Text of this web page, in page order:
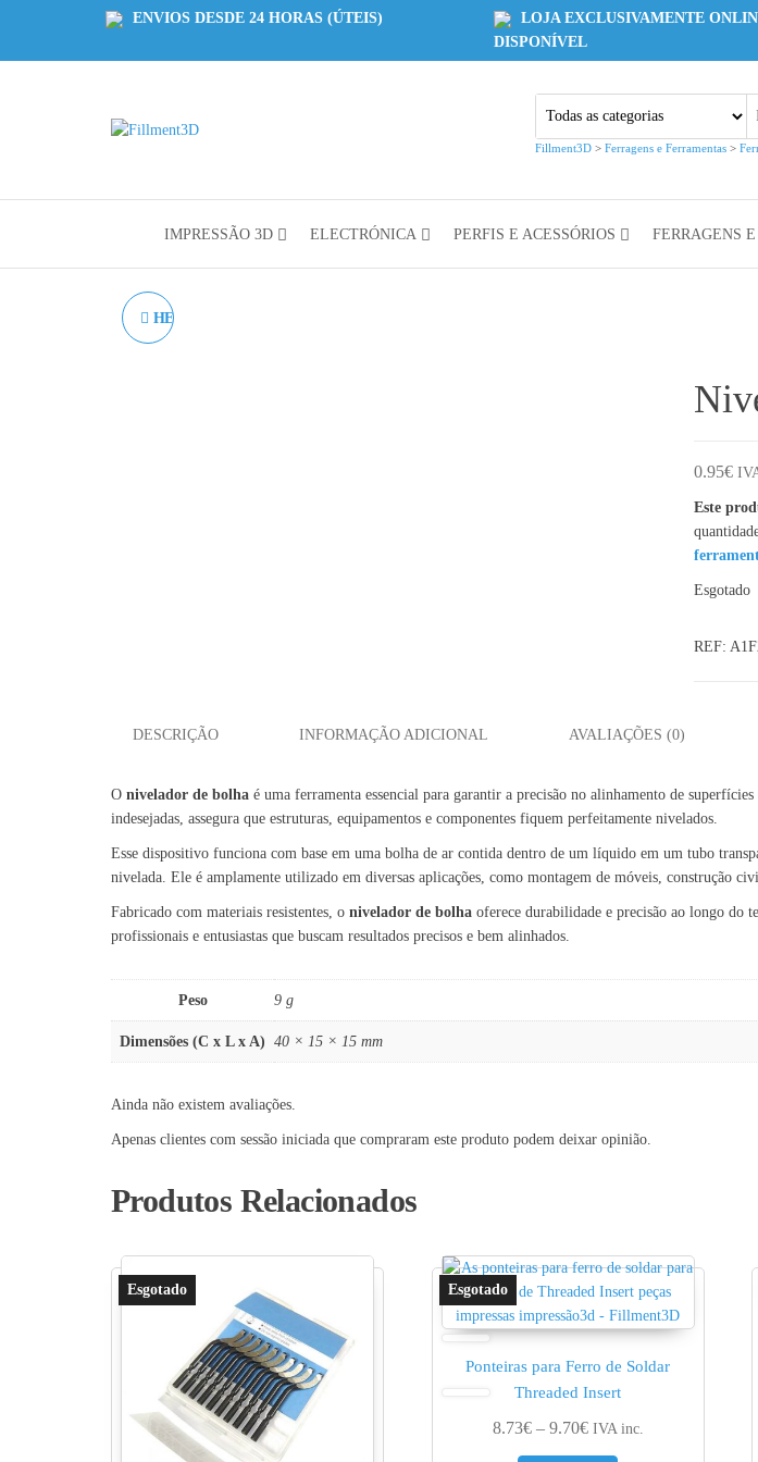
ENVIOS DESDE 24 HORAS (ÚTEIS)
LOJA EXCLUSIVAMENTE
DISPONÍVEL
3D
Fillment3D > Ferragens e Ferramentas >
IMPRESSÃO 3D ELECTRÓNICA PERFIS E ACESSÓRIOS FERRAGENS
HEATBREAK TWOTREE
0.95€
Este
Esgotado
REF:
DESCRIÇÃO INFORMAÇÃO ADICIONAL AVALIAÇÕES (0)
O nivelador de bolha é uma ferramenta essencial para garantir a precisão no alinhamento de
indesejadas, assegura que estruturas, equipamentos e componentes fiquem perfeitamente nivelados.
Esse dispositivo funciona com base em uma bolha de ar contida dentro de um líquido em um tubo
nivelada. Ele é amplamente utilizado em diversas aplicações, como montagem de móveis, construção
Fabricado com materiais resistentes, o nivelador de bolha oferece durabilidade e precisão ao longo do
profissionais e entusiastas que buscam resultados precisos e bem alinhados.
Peso 9 g
Dimensões (C x L x A) 40 × 15 × 15 mm
Ainda não existem avaliações.
Apenas clientes com sessão iniciada que compraram este produto podem deixar opinião.
Produtos Relacionados
Ponteiras para Ferro de Soldar
Threaded Insert
8.73€ – 9.70€Price range: 8.73€
IVA inc.